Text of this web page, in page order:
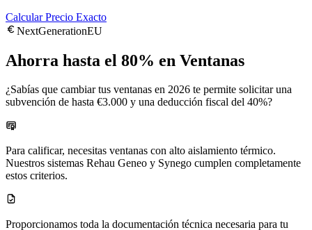
Calcular Precio Exacto
NextGenerationEU
Ahorra hasta el 80% en Ventanas
¿Sabías que cambiar tus ventanas en 2026 te permite solicitar una
subvención de hasta €3.000 y una deducción fiscal del 40%?
Para calificar, necesitas ventanas con alto aislamiento térmico.
Nuestros sistemas Rehau Geneo y Synego cumplen completamente
estos criterios.
Proporcionamos toda la documentación técnica necesaria para tu